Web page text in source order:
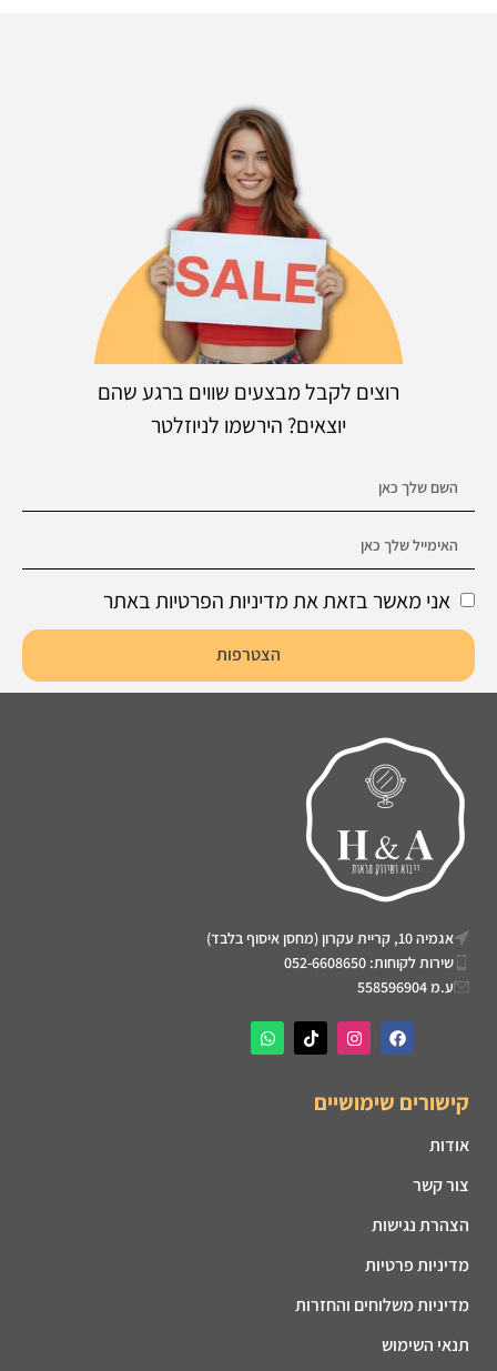
רוצים לקבל מבצעים שווים ברגע שהם
יוצאים? הירשמו לניוזלטר
אני מאשר בזאת את מדיניות הפרטיות באתר
הצטרפות
אגמיה 10, קריית עקרון (מחסן איסוף בלבד)
שירות לקוחות: 052-6608650
ע.מ 558596904
קישורים שימושיים
אודות
צור קשר
הצהרת נגישות
מדיניות פרטיות
מדיניות משלוחים והחזרות
תנאי השימוש